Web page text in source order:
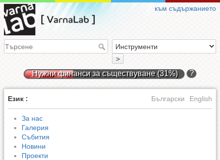
към съдържанието
>
Нужни финанси за съществуване (31%) ?
Език : Български English
За нас
Галерия
Събития
Новини
Проекти